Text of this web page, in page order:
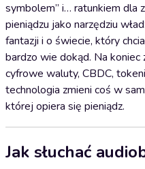
symbolem” i… ratunkiem dla
pieniądzu jako narzędziu
fantazji i o świecie, który
bardzo wie dokąd. Na koniec
cyfrowe waluty, CBDC,
technologia zmieni coś w
której opiera się pieniądz.
Jak słuchać